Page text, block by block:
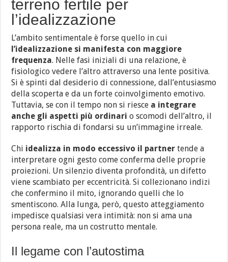
terreno fertile per
l’idealizzazione
L’ambito sentimentale è forse quello in cui
l’idealizzazione si manifesta con maggiore
frequenza. Nelle fasi iniziali di una relazione, è
fisiologico vedere l’altro attraverso una lente positiva.
Si è spinti dal desiderio di connessione, dall’entusiasmo
della scoperta e da un forte coinvolgimento emotivo.
Tuttavia, se con il tempo non si riesce a integrare
anche gli aspetti più ordinari o scomodi dell’altro, il
rapporto rischia di fondarsi su un’immagine irreale.
Chi idealizza in modo eccessivo il partner tende a
interpretare ogni gesto come conferma delle proprie
proiezioni. Un silenzio diventa profondità, un difetto
viene scambiato per eccentricità. Si collezionano indizi
che confermino il mito, ignorando quelli che lo
smentiscono. Alla lunga, però, questo atteggiamento
impedisce qualsiasi vera intimità: non si ama una
persona reale, ma un costrutto mentale.
Il legame con l’autostima